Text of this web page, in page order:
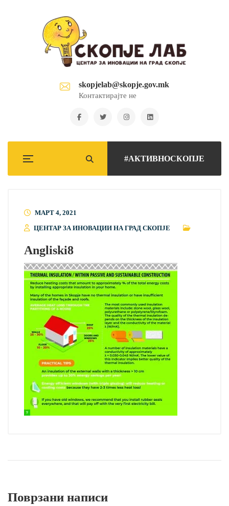
skopjelab@skopje.gov.mk
Контактирајте не
#АКТИВНОСКОПЈЕ
МАРТ 4, 2021
ЦЕНТАР ЗА ИНОВАЦИИ НА ГРАД СКОПЈЕ
Angliski8
Поврзани написи